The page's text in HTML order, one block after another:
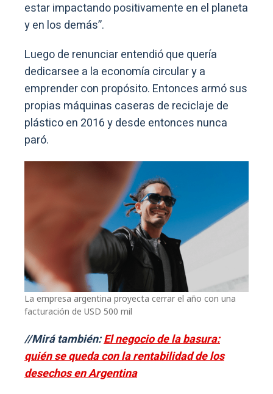
estar impactando positivamente en el planeta
y en los demás”.
Luego de renunciar entendió que quería
dedicarsee a la economía circular y a
emprender con propósito. Entonces armó sus
propias máquinas caseras de reciclaje de
plástico en 2016 y desde entonces nunca
paró.
La empresa argentina proyecta cerrar el año con una
facturación de USD 500 mil
//Mirá también:El negocio de la basura:
quién se queda con la rentabilidad de los
desechos en Argentina